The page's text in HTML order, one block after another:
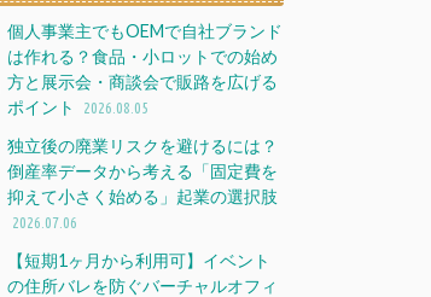
個人事業主でもOEMで自社ブランド
は作れる？食品・小ロットでの始め
方と展示会・商談会で販路を広げる
ポイント
2026.08.05
独立後の廃業リスクを避けるには？
倒産率データから考える「固定費を
抑えて小さく始める」起業の選択肢
2026.07.06
【短期1ヶ月から利用可】イベント
の住所バレを防ぐバーチャルオフィ